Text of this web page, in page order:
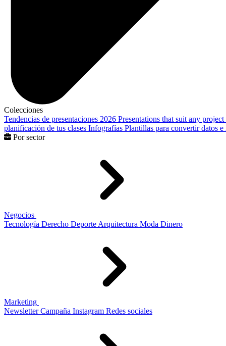
Colecciones
Tendencias de presentaciones 2026 Presentations that suit any project
planificación de tus clases Infografías Plantillas para convertir datos
Por sector
Negocios
Tecnología Derecho Deporte Arquitectura Moda Dinero
Marketing
Newsletter Campaña Instagram Redes sociales